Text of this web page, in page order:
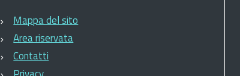
Mappa del sito
Area riservata
Contatti